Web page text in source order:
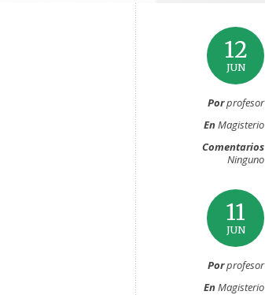
12
JUN
Porprofesor
EnMagisterio
Comentarios
Ninguno
11
JUN
Porprofesor
EnMagisterio